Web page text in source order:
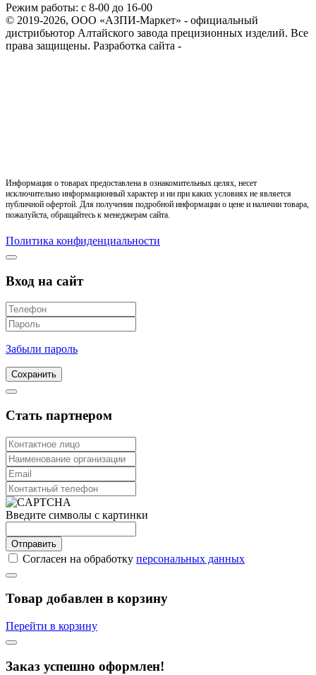
Режим работы: с 8-00 до 16-00
© 2019-2026, ООО «АЗПИ-Маркет» - официальный
дистрибьютор Алтайского завода прецизионных изделий. Все
права защищены. Разработка сайта -
Информация о товарах предоставлена в ознакомительных целях, несет
исключительно информационный характер и ни при каких условиях не является
публичной офертой. Для получения подробной информации о цене и наличии товара,
пожалуйста, обращайтесь к менеджерам сайта.
Политика конфиденциальности
Вход на сайт
Забыли пароль
Сохранить
Стать партнером
Введите символы с картинки
Отправить
Согласен на обработку персональных данных
Товар добавлен в корзину
Перейти в корзину
Заказ успешно оформлен!